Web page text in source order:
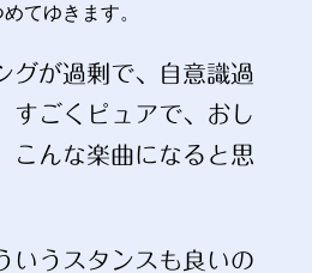
てゆきます。
グが過剰で、自意識過
すごくピュアで、おし
こんな楽曲になると思
いうスタンスも良いの